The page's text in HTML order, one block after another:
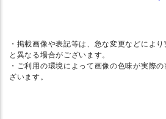
・掲載画像や表記等は、急な変更などによ
と異なる場合がございます。
・ご利用の環境によって画像の色味が実際
ざいます。